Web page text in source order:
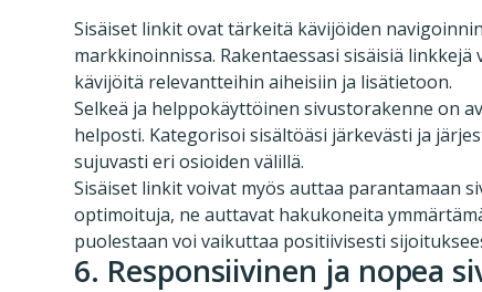
Sisäiset linkit ovat tärkeitä kävijöiden
markkinoinnissa. Rakentaessasi sisäisiä
kävijöitä relevantteihin aiheisiin ja lisätietoon.
Selkeä ja helppokäyttöinen sivustorakenne on
helposti. Kategorisoi sisältöäsi järkevästi ja
sujuvasti eri osioiden välillä.
Sisäiset linkit voivat myös auttaa parantamaan
optimoituja, ne auttavat hakukoneita
puolestaan voi vaikuttaa positiivisesti
6. Responsiivinen ja nopea